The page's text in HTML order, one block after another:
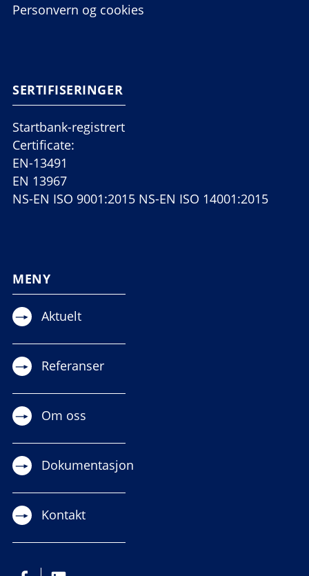
Personvern og cookies
SERTIFISERINGER
Startbank-registrert
Certificate:
EN-13491
EN 13967
NS-EN ISO 9001:2015 NS-EN ISO 14001:2015
MENY
Aktuelt
Referanser
Om oss
Dokumentasjon
Kontakt